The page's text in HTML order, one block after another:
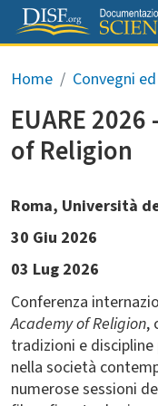
Salta al contenuto
Briciole di
Home Convegni
EUARE
of Religion
Roma, Università
30 Giu 2026
03 Lug 2026
Conferenza
Academy of Religion,
tradizioni e
nella società
numerose sessioni